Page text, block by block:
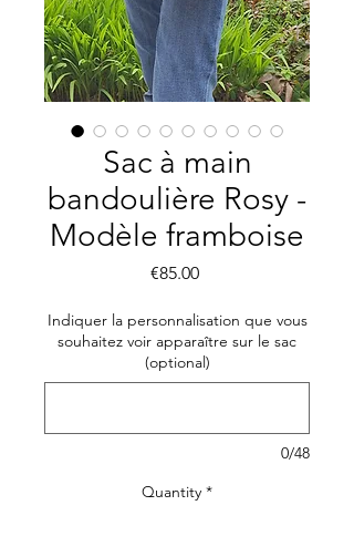
Sac à main
bandoulière Rosy -
Modèle framboise
€85.00Price
Indiquer la personnalisation que vous
souhaitez voir apparaître sur le sac
(optional)
0/48
Quantity *